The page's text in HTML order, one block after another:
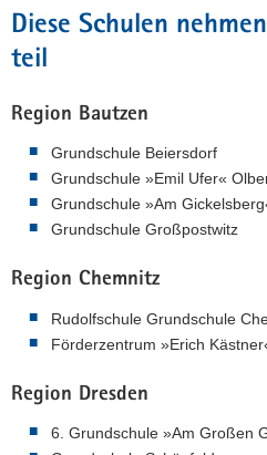
Diese Schulen
teil
Region Bautzen
Grundschule Beiersdorf
Grundschule »Emil Ufer«
Grundschule »Am
Grundschule Großpostwitz
Region Chemnitz
Rudolfschule Grundschule
Förderzentrum »Erich
Region Dresden
6. Grundschule »Am Großen